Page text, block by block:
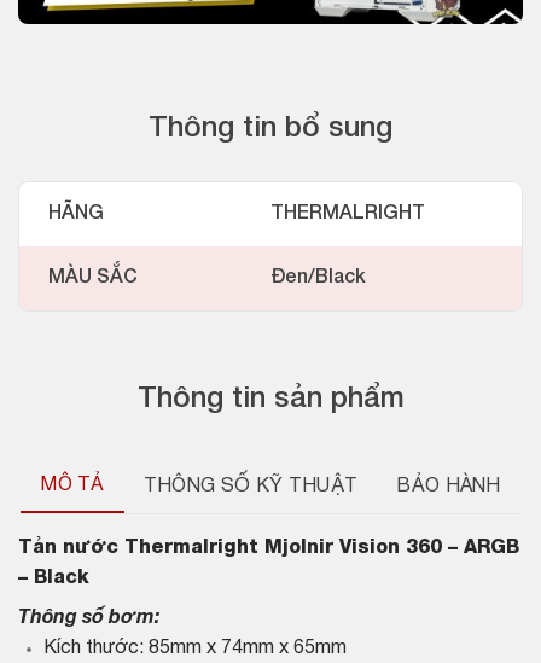
Thông tin sản phẩm
MÔ TẢ THÔNG SỐ KỸ THUẬT BẢO HÀNH
Tản nước Thermalright Mjolnir Vision 360 – ARGB
– Black
Thông số bơm:
Kích thước: 85mm x 74mm x 65mm
Thông tin bổ sung
HÃNG THERMALRIGHT
MÀU SẮC Đen/Black